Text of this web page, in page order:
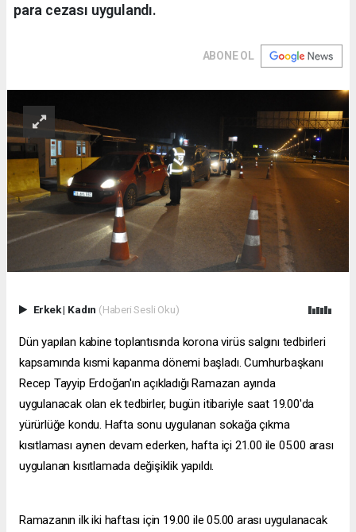
para cezası uygulandı.
ABONE OL
Erkek| Kadın (Haberi Sesli Oku)
Dün yapılan kabine toplantısında korona virüs salgını tedbirleri
kapsamında kısmi kapanma dönemi başladı. Cumhurbaşkanı
Recep Tayyip Erdoğan'ın açıkladığı Ramazan ayında
uygulanacak olan ek tedbirler, bugün itibariyle saat 19.00'da
yürürlüğe kondu. Hafta sonu uygulanan sokağa çıkma
kısıtlaması aynen devam ederken, hafta içi 21.00 ile 05.00 arası
uygulanan kısıtlamada değişiklik yapıldı.
Ramazanın ilk iki haftası için 19.00 ile 05.00 arası uygulanacak